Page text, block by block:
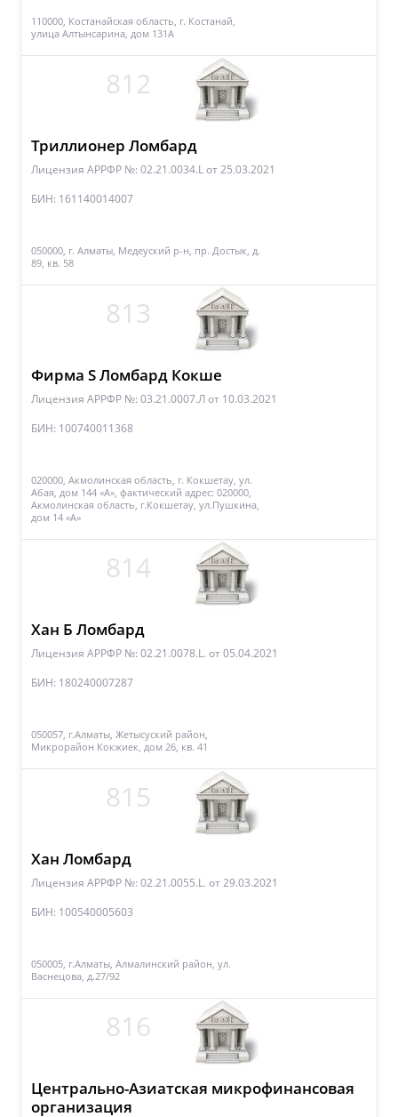
110000, Костанайская область, г. Костанай,
улица Алтынсарина, дом 131А
812
Триллионер Ломбард
Лицензия АРРФР №: 02.21.0034.Lот 25.03.2021
БИН: 161140014007
050000, г. Алматы, Медеуский р-н, пр. Достык, д.
89, кв. 58
813
Фирма S Ломбард Кокше
Лицензия АРРФР №: 03.21.0007.Лот 10.03.2021
БИН: 100740011368
020000, Акмолинская область, г. Кокшетау, ул.
Абая, дом 144 «А», фактический адрес: 020000,
Акмолинская область, г.Кокшетау, ул.Пушкина,
дом 14 «А»
814
Хан Б Ломбард
Лицензия АРРФР №: 02.21.0078.L. от 05.04.2021
БИН: 180240007287
050057, г.Алматы, Жетысуский район,
Микрорайон Кокжиек, дом 26, кв. 41
815
Хан Ломбард
Лицензия АРРФР №: 02.21.0055.L. от 29.03.2021
БИН: 100540005603
050005, г.Алматы, Алмалинский район, ул.
Васнецова, д.27/92
816
Центрально-Азиатская микрофинансовая
организация